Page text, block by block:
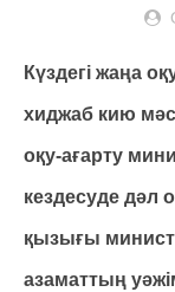
Күздегі жаңа
хиджаб кию
оқу-ағарту
кездесуде дәл
қызығы
азаматтың